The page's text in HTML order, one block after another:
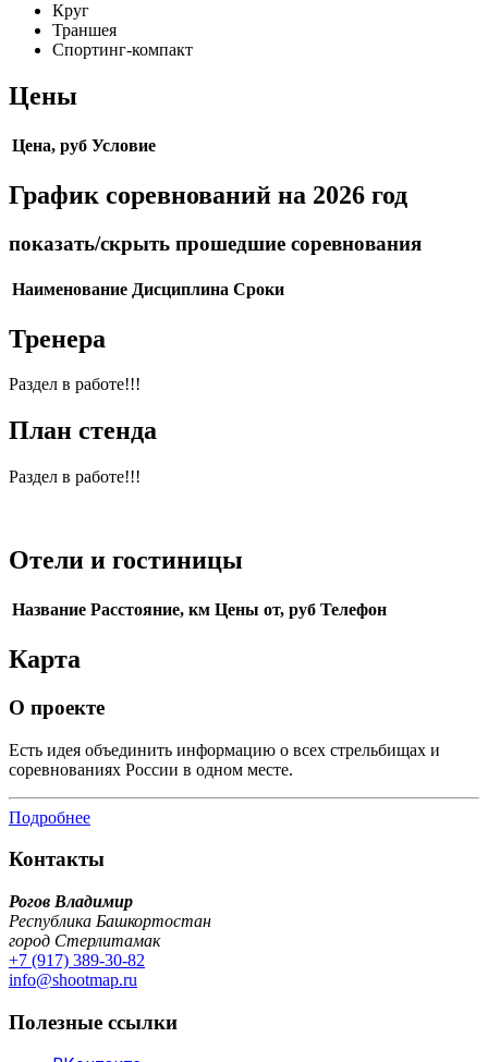
Круг
Траншея
Спортинг-компакт
Цены
Цена, руб Условие
График соревнований на 2026 год
показать/скрыть прошедшие соревнования
Наименование Дисциплина Сроки
Тренера
Раздел в работе!!!
План стенда
Раздел в работе!!!
Отели и гостиницы
Название Расстояние, км Цены от, руб Телефон
Карта
О проекте
Есть идея объединить информацию о всех стрельбищах и
соревнованиях России в одном месте.
Подробнее
Контакты
Рогов Владимир
Республика Башкортостан
город Стерлитамак
+7 (917) 389-30-82
info@shootmap.ru
Полезные ссылки